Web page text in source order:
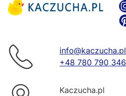
info@kaczucha.pl
+48 780 790 346
Kaczucha.pl